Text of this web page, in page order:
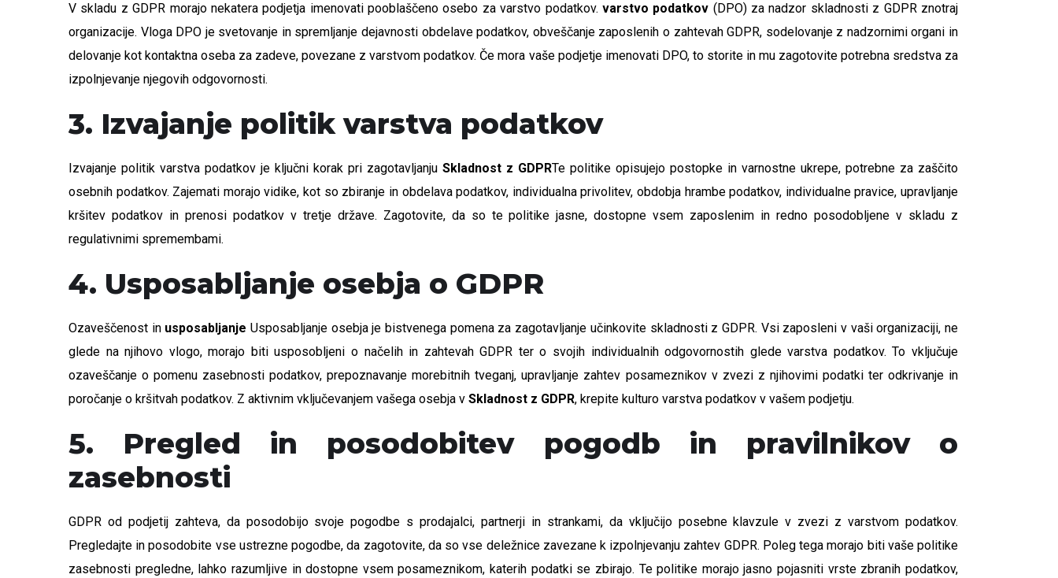
V skladu z GDPR morajo nekatera podjetja imenovati pooblaščeno osebo za varstvo podatkov. varstvo podatkov (DPO) za nadzor skladnosti z GDPR znotraj
organizacije. Vloga DPO je svetovanje in spremljanje dejavnosti obdelave podatkov, obveščanje zaposlenih o zahtevah GDPR, sodelovanje z nadzornimi organi in
delovanje kot kontaktna oseba za zadeve, povezane z varstvom podatkov. Če mora vaše podjetje imenovati DPO, to storite in mu zagotovite potrebna sredstva za
izpolnjevanje njegovih odgovornosti.
3. Izvajanje politik varstva podatkov
Izvajanje politik varstva podatkov je ključni korak pri zagotavljanju Skladnost z GDPRTe politike opisujejo postopke in varnostne ukrepe, potrebne za zaščito
osebnih podatkov. Zajemati morajo vidike, kot so zbiranje in obdelava podatkov, individualna privolitev, obdobja hrambe podatkov, individualne pravice, upravljanje
kršitev podatkov in prenosi podatkov v tretje države. Zagotovite, da so te politike jasne, dostopne vsem zaposlenim in redno posodobljene v skladu z
regulativnimi spremembami.
4. Usposabljanje osebja o GDPR
Ozaveščenost in usposabljanje Usposabljanje osebja je bistvenega pomena za zagotavljanje učinkovite skladnosti z GDPR. Vsi zaposleni v vaši organizaciji, ne
glede na njihovo vlogo, morajo biti usposobljeni o načelih in zahtevah GDPR ter o svojih individualnih odgovornostih glede varstva podatkov. To vključuje
ozaveščanje o pomenu zasebnosti podatkov, prepoznavanje morebitnih tveganj, upravljanje zahtev posameznikov v zvezi z njihovimi podatki ter odkrivanje in
poročanje o kršitvah podatkov. Z aktivnim vključevanjem vašega osebja v Skladnost z GDPR, krepite kulturo varstva podatkov v vašem podjetju.
5. Pregled in posodobitev pogodb in pravilnikov o
zasebnosti
GDPR od podjetij zahteva, da posodobijo svoje pogodbe s prodajalci, partnerji in strankami, da vključijo posebne klavzule v zvezi z varstvom podatkov.
Pregledajte in posodobite vse ustrezne pogodbe, da zagotovite, da so vse deležnice zavezane k izpolnjevanju zahtev GDPR. Poleg tega morajo biti vaše politike
zasebnosti pregledne, lahko razumljive in dostopne vsem posameznikom, katerih podatki se zbirajo. Te politike morajo jasno pojasniti vrste zbranih podatkov,